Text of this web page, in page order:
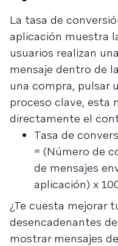
La tasa de
aplicación muestra
usuarios realizan
mensaje dentro de
una compra, pulsar
proceso clave, esta
directamente el
Tasa de
= (Número de
de mensajes
aplicación) x
¿Te cuesta mejorar
desencadenantes
mostrar mensajes